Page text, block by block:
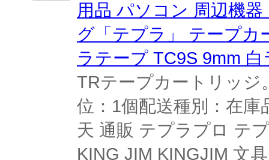
用品 パソコン 周辺機
グ「テプラ」 テープ
ラテープ TC9S 9mm
TRテープカートリッジ
位：1個配送種別：在
天 通販 テプラプロ テ
KING JIM KINGJIM 文